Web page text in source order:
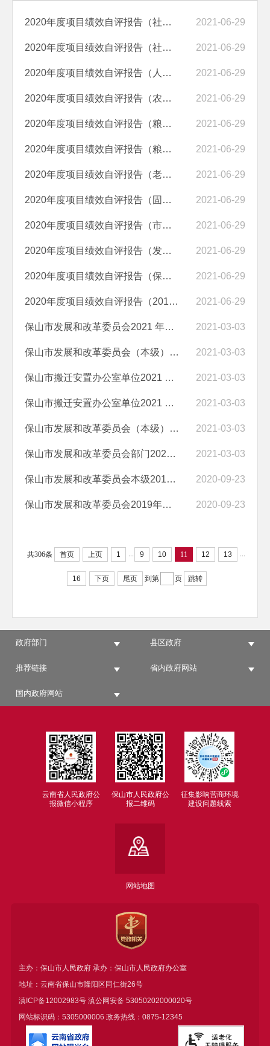
2020年度项目绩效自评报告（社会信用体系建设项目经费） 2021-06-29
2020年度项目绩效自评报告（社会粮油供需平衡专项调查项目经费） 2021-06-29
2020年度项目绩效自评报告（人才开发培养经费） 2021-06-29
2020年度项目绩效自评报告（农产品成本调查经费项目） 2021-06-29
2020年度项目绩效自评报告（粮食专项业务活动经费） 2021-06-29
2020年度项目绩效自评报告（粮食部门食品安全抽检监测省级任务经费） 2021-06-29
2020年度项目绩效自评报告（老干部党组织工作经费及委员工作补贴项目） 2021-06-29
2020年度项目绩效自评报告（固定资产投资项目节能审查经费） 2021-06-29
2020年度项目绩效自评报告（市人力资源和社会保障局拨公益性岗补助项目... 2021-06-29
2020年度项目绩效自评报告（发改经费、产业领军人才培养经费） 2021-06-29
2020年度项目绩效自评报告（保山市企业投资项目核准评估经费项目） 2021-06-29
2020年度项目绩效自评报告（2019年第一批省级食品安全监管专项补助经费... 2021-06-29
保山市发展和改革委员会2021 年部门预算“三公”经费编制说明 2021-03-03
保山市发展和改革委员会（本级）2021 年部门预算“三公”经费编制说明 2021-03-03
保山市搬迁安置办公室单位2021 年单位预算“三公”经费编制说明 2021-03-03
保山市搬迁安置办公室单位2021 年预算公开目录 2021-03-03
保山市发展和改革委员会（本级）2021年预算公开目录 2021-03-03
保山市发展和改革委员会部门2021年预算公开目录 2021-03-03
保山市发展和改革委员会本级2019年度部门决算 2020-09-23
保山市发展和改革委员会2019年度部门决算 2020-09-23
共306条 首页 上页 1 ... 9 10 11 12 13 ...
16 下页 尾页 到第 页 跳转
政府部门 县区政府
推荐链接 省内政府网站
国内政府网站
云南省人民政府公
报微信小程序
保山市人民政府公
报二维码
征集影响营商环境
建设问题线索
网站地图
主办：保山市人民政府 承办：保山市人民政府办公室
地址：云南省保山市隆阳区同仁街26号
滇ICP备12002983号滇公网安备 53050202000020号
网站标识码：5305000006 政务热线：0875-12345